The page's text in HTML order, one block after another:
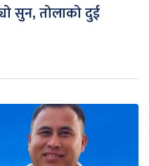
सुन, तोलाको दुई